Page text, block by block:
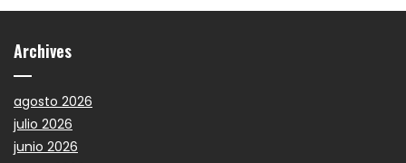
Archives
agosto 2026
julio 2026
junio 2026